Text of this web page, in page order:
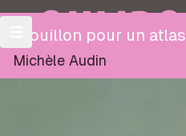
OULIPO
Brouillon pour un atlas
Michèle Audin